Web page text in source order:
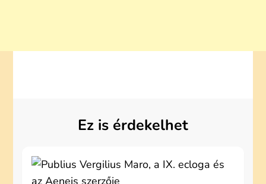
Ez is érdekelhet